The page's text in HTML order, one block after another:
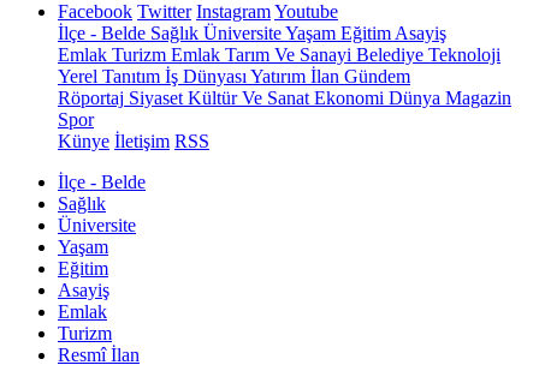
Facebook Twitter InstagramYoutube
İlçe - Belde Sağlık ÜniversiteYaşam Eğitim Asayiş
Emlak Turizm Emlak Tarım Ve Sanayi Belediye Teknoloji
Yerel Tanıtım İş Dünyası Yatırım İlan Gündem
Röportaj Siyaset Kültür Ve Sanat Ekonomi Dünya Magazin
Spor
Künye İletişim RSS
İlçe - Belde
Sağlık
Üniversite
Yaşam
Eğitim
Asayiş
Emlak
Turizm
Resmî İlan